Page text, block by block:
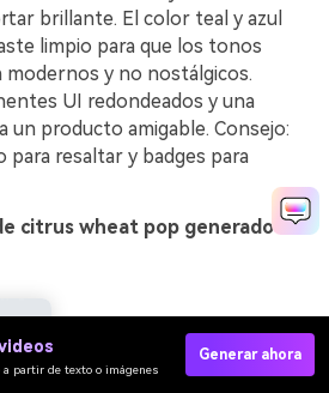
brillante. El color teal y azul
limpio para que los tonos
modernos y no nostálgicos.
UI redondeados y una
un producto amigable. Consejo:
resaltar y badges para
citrus wheat pop generado
a partir de texto o imágenes
Generar ahora